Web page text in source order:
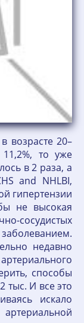
возрасте 20–
то уже
в 2 раза, а
and NHLBI,
гипертензии
не высокая
сосудистых
недавно
способы
тыс. И все это
искало